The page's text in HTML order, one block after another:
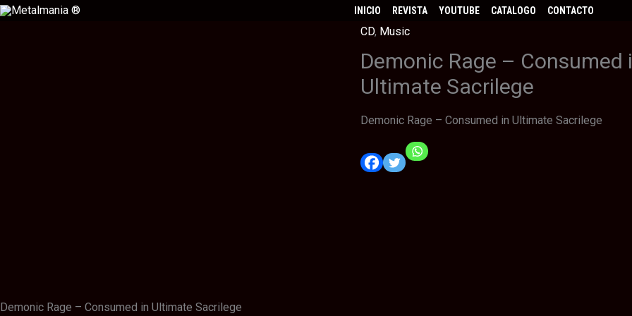
Ir
INICIO REVISTA YOUTUBE CATALOGO CONTACTO
CD, Music
Demonic Rage – Consumed
Ultimate Sacrilege
Demonic Rage – Consumed in Ultimate Sacrilege
Demonic Rage – Consumed in Ultimate Sacrilege